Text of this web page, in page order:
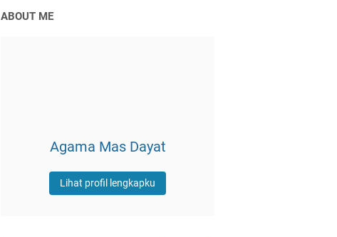
ABOUT ME
Agama Mas Dayat
Lihat profil lengkapku